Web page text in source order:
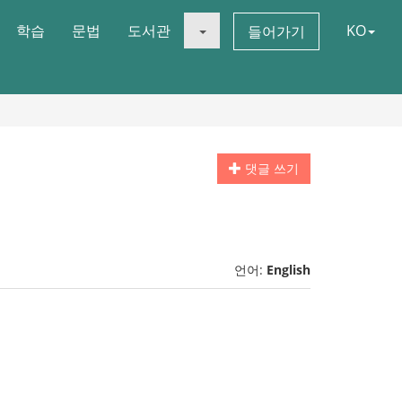
학습 문법 도서관 들어가기 KO
댓글 쓰기
언어: English